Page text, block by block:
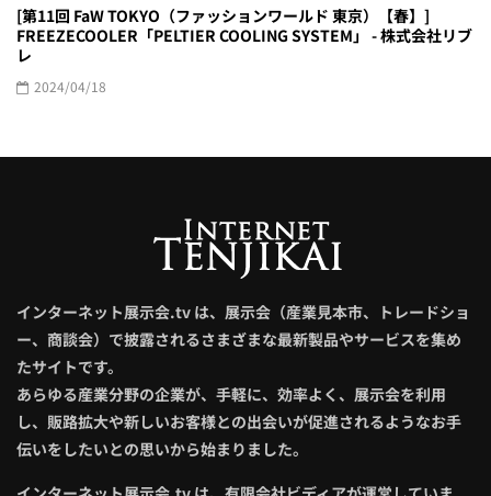
し、販路拡大や新しいお客様との出会いが促進されるようなお手
伝いをしたいとの思いから始まりました。
す。
I’m Feeling Lucky
CHOOSE YOUR LANGUAGE